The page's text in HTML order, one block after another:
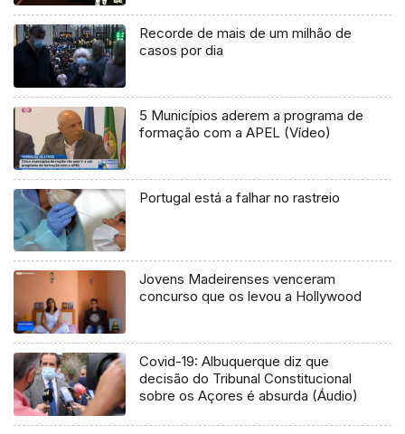
Recorde de mais de um milhão de
casos por dia
5 Municípios aderem a programa de
formação com a APEL (Vídeo)
Portugal está a falhar no rastreio
Jovens Madeirenses venceram
concurso que os levou a Hollywood
Covid-19: Albuquerque diz que
decisão do Tribunal Constitucional
sobre os Açores é absurda (Áudio)